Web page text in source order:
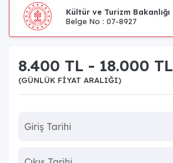
Kültür ve Turizm Bakanlığı
Belge No : 07-8927
8.400 TL - 18.000 TL
(GÜNLÜK FIYAT ARALIĞI)